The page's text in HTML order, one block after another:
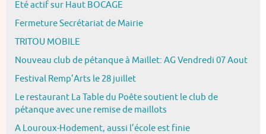
Eté actif sur Haut BOCAGE
Fermeture Secrétariat de Mairie
TRITOU MOBILE
Nouveau club de pétanque à Maillet: AG Vendredi 07 Aout
Festival Remp’Arts le 28 juillet
Le restaurant La Table du Poête soutient le club de
pétanque avec une remise de maillots
A Louroux-Hodement, aussi l’école est finie